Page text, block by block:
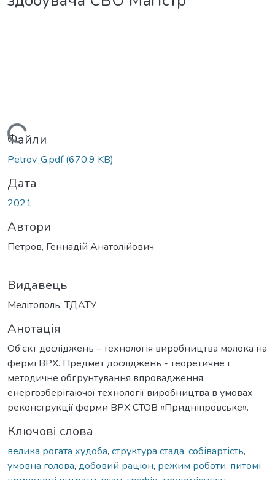
Вантажиться...
Файли
Petrov_G.pdf(670.9 KB)
Дата
2021
Автори
Петров, Геннадій Анатолійович
Видавець
Мелітополь: ТДАТУ
Анотація
Об’єкт досліджень – технологія виробництва молока на
фермі ВРХ. Предмет досліджень - теоретичне і
методичне обґрунтування впровадження
енергозберігаючої технології виробництва в умовах
реконструкції ферми ВРХ СТОВ «Придніпровське».
Ключові слова
велика рогата худоба, структура стада, собівартість,
умовна голова, добовий раціон, режим роботи, питомі